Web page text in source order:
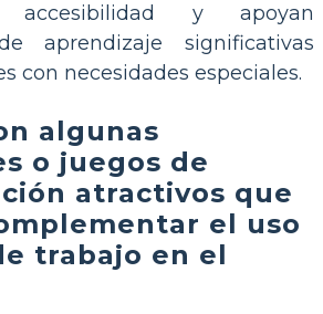
y apoyan
aprendizaje significativas
con necesidades especiales.
algunas
o juegos de
atractivos que
el uso
trabajo en el